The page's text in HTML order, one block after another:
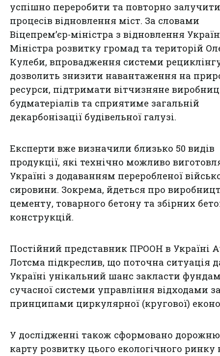
успішно переробити та повторно
процесів відновлення міст. За словами
Віцепрем’єр-міністра з відновлення
Міністра розвитку громад та територій
Кулеби, впровадження системи
дозволить знизити навантаження на
ресурси, підтримати вітчизняне
будматеріалів та сприятиме загальній
декарбонізації будівельної галузі.
Експерти вже визначили близько 50 видів
продукції, які технічно можливо
Україні з додаванням переробленої
сировини. Зокрема, йдеться про
цементу, товарного бетону та збірних
конструкцій.
Постійний представник ПРООН в Україні
Лотсма підкреслив, що поточна ситуація
Україні унікальний шанс закласти
сучасної системи управління відходами
принципами циркулярної (кругової)
У дослідженні також сформовано дорожню
карту розвитку цього екологічного ринку